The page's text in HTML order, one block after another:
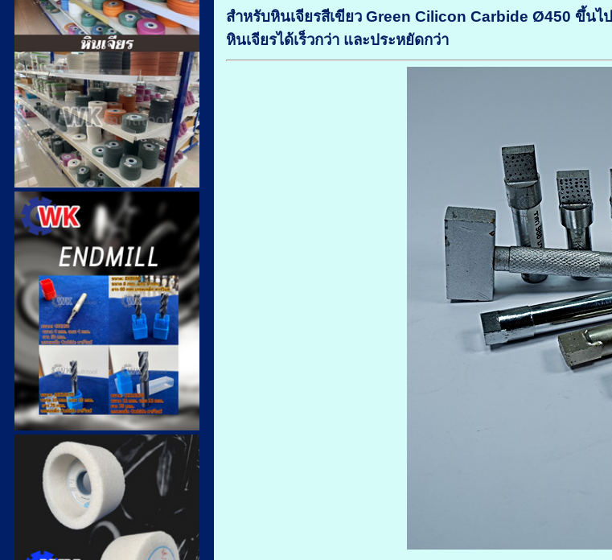
สำหรับหินเจียรสีเขียว Green Cilicon Carbide Ø450 ขึ้นไป
หินเจียรได้เร็วกว่า และประหยัดกว่า